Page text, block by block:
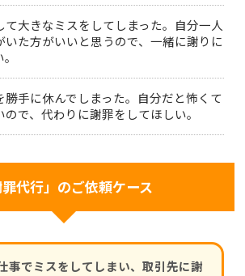
て大きなミスをしてしまった。自分一人
いた方がいいと思うので、一緒に謝りに
勝手に休んでしまった。自分だと怖くて
で、代わりに謝罪をしてほしい。
罪代行」のご依頼ケース
事でミスをしてしまい、取引先に謝